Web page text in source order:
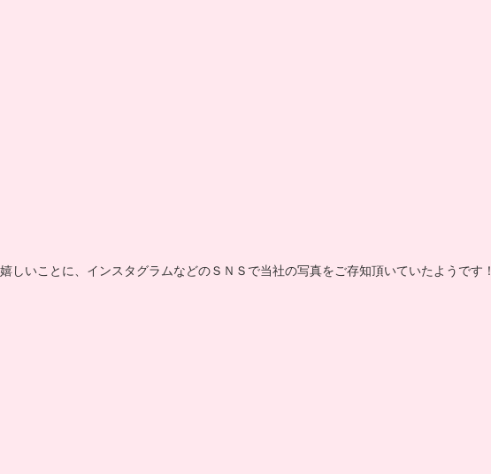
嬉しいことに、インスタグラムなどのＳＮＳで当社の写真をご存知頂いていたようです！